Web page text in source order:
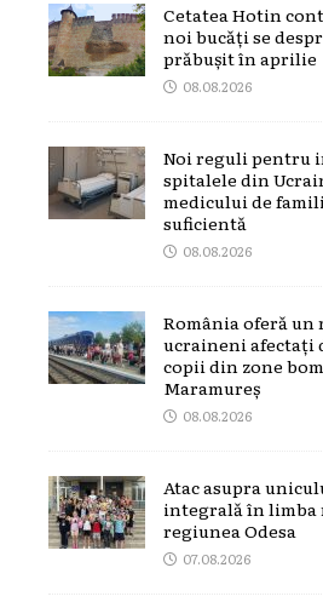
Cetatea Hotin
noi bucăți se
prăbușit în aprilie
08.08.2026
Noi reguli pentru
spitalele din
medicului de
suficientă
08.08.2026
România oferă
ucraineni afectați
copii din zone
Maramureș
08.08.2026
Atac asupra
integrală în limba
regiunea Odesa
07.08.2026